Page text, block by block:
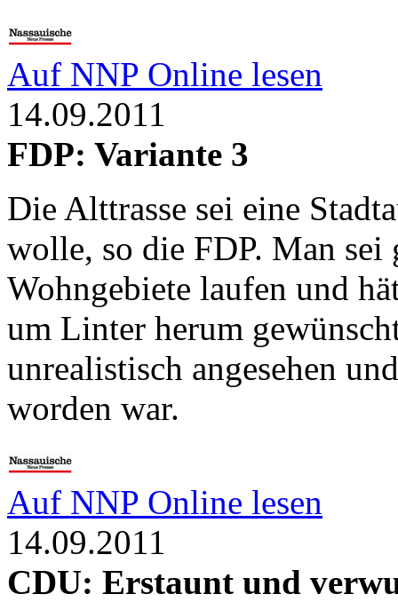
Auf NNP Online lesen
14.09.2011
FDP: Variante 3
Die Alttrasse sei eine
wolle, so die FDP. Man sei
Wohngebiete laufen und
um Linter herum
unrealistisch angesehen
worden war.
Auf NNP Online lesen
14.09.2011
CDU: Erstaunt und